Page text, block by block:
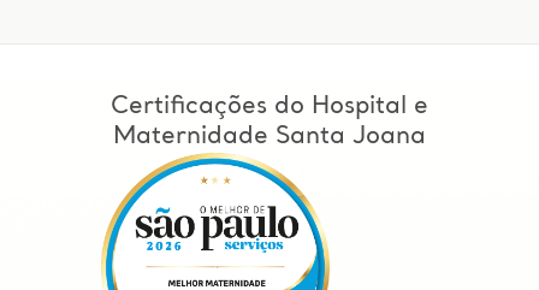
Certificações do Hospital e
Maternidade Santa Joana